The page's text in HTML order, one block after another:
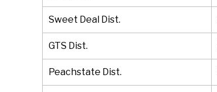
Sweet Deal Dist.
GTS Dist.
Peachstate Dist.